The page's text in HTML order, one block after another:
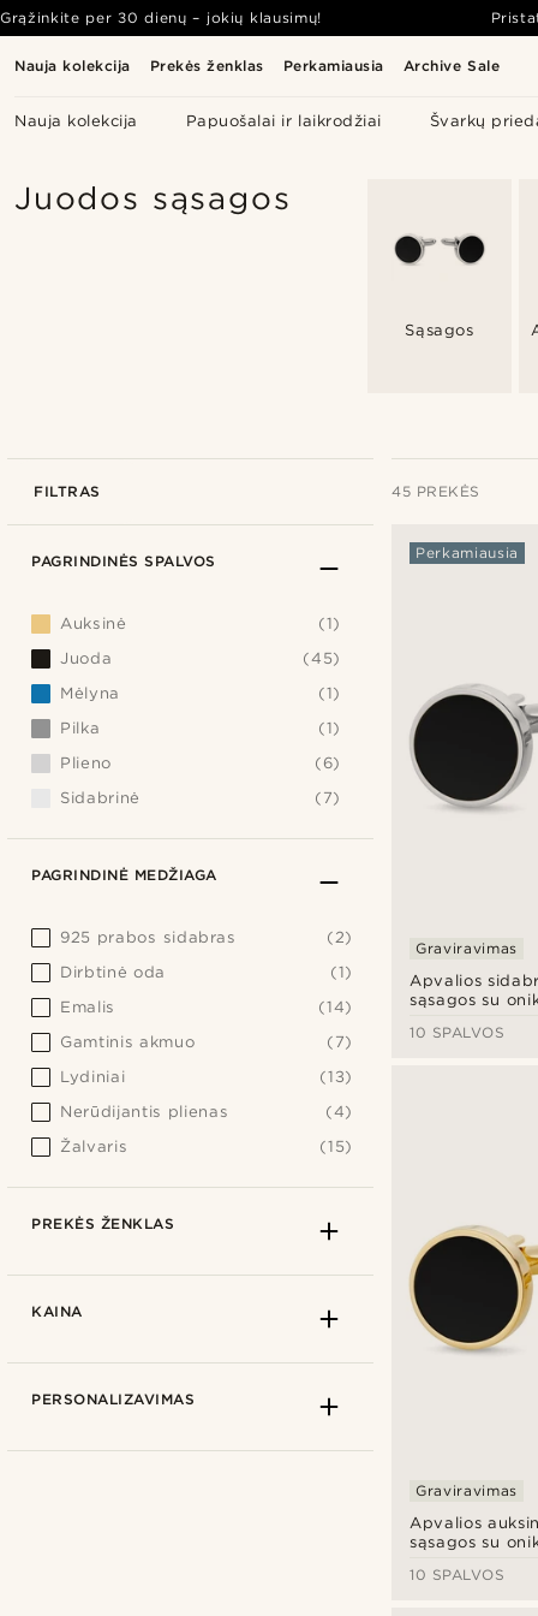
Nauja kolekcija Prekės ženklas Perkamiausia Archive Sale
Nauja kolekcija Papuošalai ir laikrodžiai Švarkų
Grąžinkite per 30 dienų – jokių klausimų!
Juodos sąsagos
Sąsagos
FILTRAS 45 PREKĖS
Apvalios
sąsagos su
Perkamiausia
Graviravimas
10 SPALVOS
Apvalios
sąsagos su
Graviravimas
10 SPALVOS
PAGRINDINĖS SPALVOS
Auksinė
(1)
Juoda
(45)
Mėlyna
(1)
Pilka
(1)
Plieno
(6)
Sidabrinė
(7)
PAGRINDINĖ MEDŽIAGA
925 prabos sidabras
(2)
Dirbtinė oda
(1)
Emalis
(14)
Gamtinis akmuo
(7)
Lydiniai
(13)
Nerūdijantis plienas
(4)
Žalvaris
(15)
PREKĖS ŽENKLAS
KAINA
PERSONALIZAVIMAS